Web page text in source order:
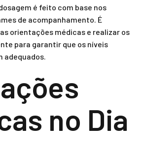
é feito com base nos
de acompanhamento. É
orientações médicas e realizar os
para garantir que os níveis
adequados.
no Dia